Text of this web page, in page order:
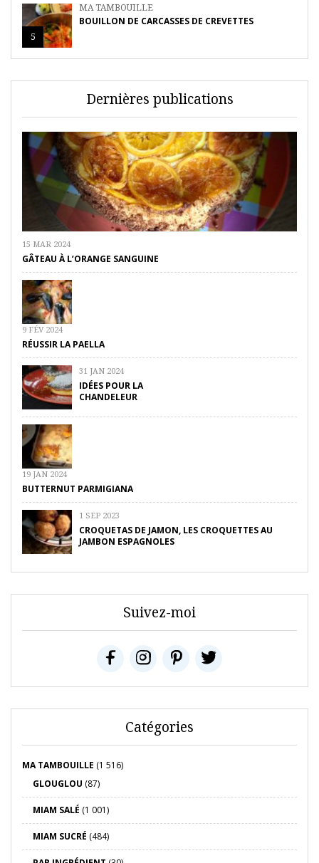
5
MA TAMBOUILLE
BOUILLON DE CARCASSES DE CREVETTES
Dernières publications
15 MAR 2024
GÂTEAU À L’ORANGE SANGUINE
9 FÉV 2024
RÉUSSIR LA PAELLA
31 JAN 2024
IDÉES POUR LA
CHANDELEUR
19 JAN 2024
BUTTERNUT PARMIGIANA
1 SEP 2023
CROQUETAS DE JAMON, LES CROQUETTES AU
JAMBON ESPAGNOLES
Suivez-moi
Catégories
MA TAMBOUILLE (1 516)
GLOUGLOU (87)
MIAM SALÉ (1 001)
MIAM SUCRÉ (484)